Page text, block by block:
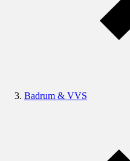
Badrum & VVS